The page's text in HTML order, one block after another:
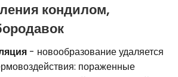
кондилом,
- новообразование удаляется
пораженные